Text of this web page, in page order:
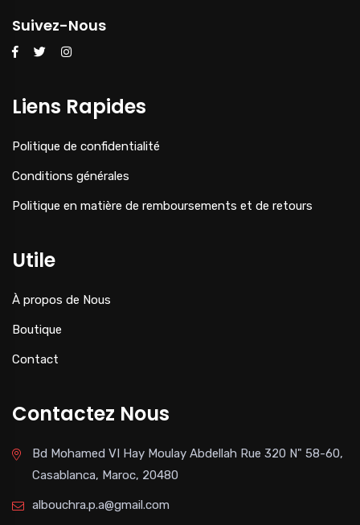
Suivez-Nous
Liens Rapides
Politique de confidentialité
Conditions générales
Politique en matière de remboursements et de retours
Utile
À propos de Nous
Boutique
Contact
Contactez Nous
Bd Mohamed VI Hay Moulay Abdellah Rue 320 N" 58-60,
Casablanca, Maroc, 20480
albouchra.p.a@gmail.com